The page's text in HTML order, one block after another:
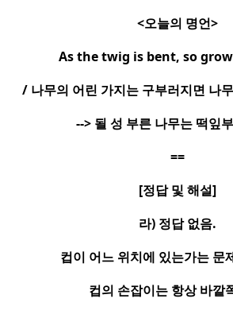
<오늘의 명언>
As the twig is bent, so
/ 나무의 어린 가지는 구부러지면 나
--> 될 성 부른 나무는 떡잎
==
[정답 및 해설]
라) 정답 없음.
컵이 어느 위치에 있는가는 문
컵의 손잡이는 항상 바깥